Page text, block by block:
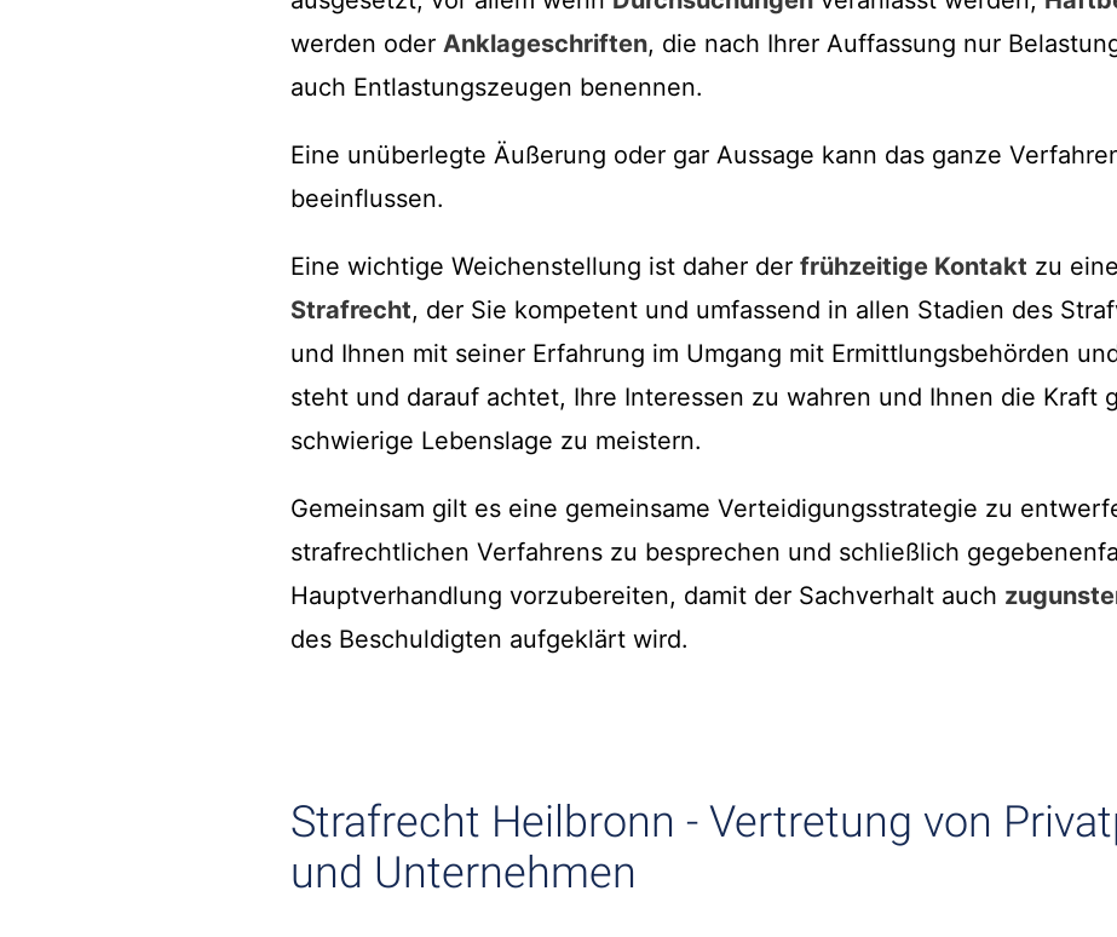
werden oder Anklageschriften, die nach Ihrer Auffassung nur
auch Entlastungszeugen benennen.
Eine unüberlegte Äußerung oder gar Aussage kann das ganze
beeinflussen.
Eine wichtige Weichenstellung ist daher der frühzeitige Kontakt zu
Strafrecht, der Sie kompetent und umfassend in allen Stadien des
und Ihnen mit seiner Erfahrung im Umgang mit Ermittlungsbehörden
steht und darauf achtet, Ihre Interessen zu wahren und Ihnen die Kraft
schwierige Lebenslage zu meistern.
Gemeinsam gilt es eine gemeinsame Verteidigungsstrategie zu
strafrechtlichen Verfahrens zu besprechen und schließlich
Hauptverhandlung vorzubereiten, damit der Sachverhalt auch
des Beschuldigten aufgeklärt wird.
Strafrecht Heilbronn - Vertretung von
und Unternehmen